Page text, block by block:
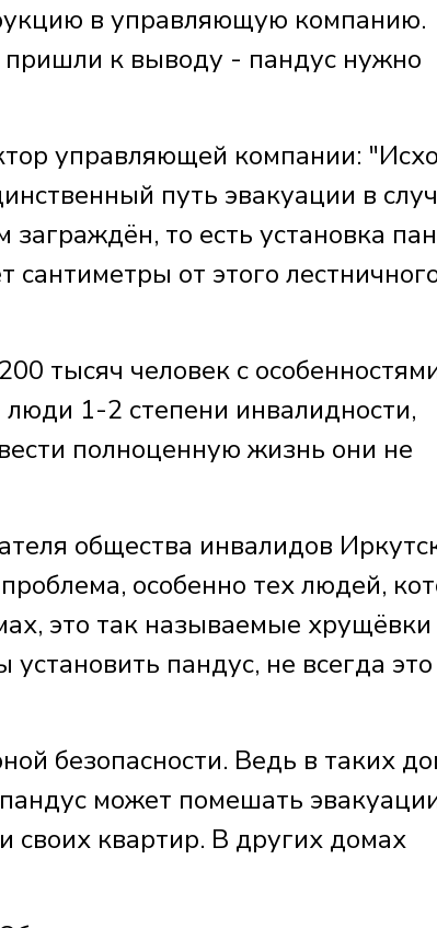
в управляющую компанию.
к выводу - пандус нужно
управляющей компании:
путь эвакуации в
то есть установка
от этого
тысяч человек с
1-2 степени инвалидности,
полноценную жизнь они не
общества инвалидов
особенно тех людей,
это так называемые хрущёвки
пандус, не всегда это
безопасности. Ведь в таких
может помешать
своих квартир. В других домах